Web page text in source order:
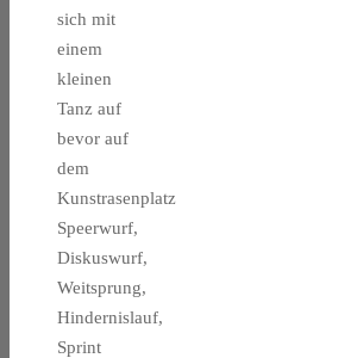
sich mit
einem
kleinen
Tanz auf
bevor auf
dem
Kunstrasenplatz
Speerwurf,
Diskuswurf,
Weitsprung,
Hindernislauf,
Sprint